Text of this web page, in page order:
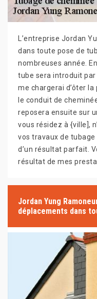
L’entreprise Jordan
dans toute pose de
nombreuses année.
tube sera introduit par
me chargerai d’ôter
le conduit de
reposera ensuite sur
vous résidez à {ville],
vos travaux de
d’un résultat parfait.
résultat de mes
Jordan Yung
déplacements dans